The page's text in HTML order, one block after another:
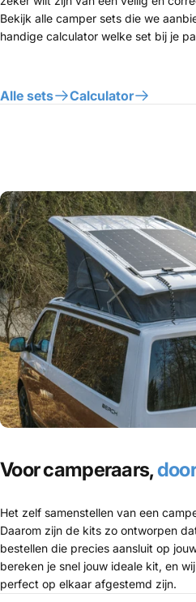
Bekijk alle camper sets die we
handige calculator welke set bij je
Alle sets Calculator
Voor camperaars,
Het zelf samenstellen van een
Daarom zijn de kits zo ontworpen
bestellen die precies aansluit op
bereken je snel jouw ideale kit, en
perfect op elkaar afgestemd zijn.